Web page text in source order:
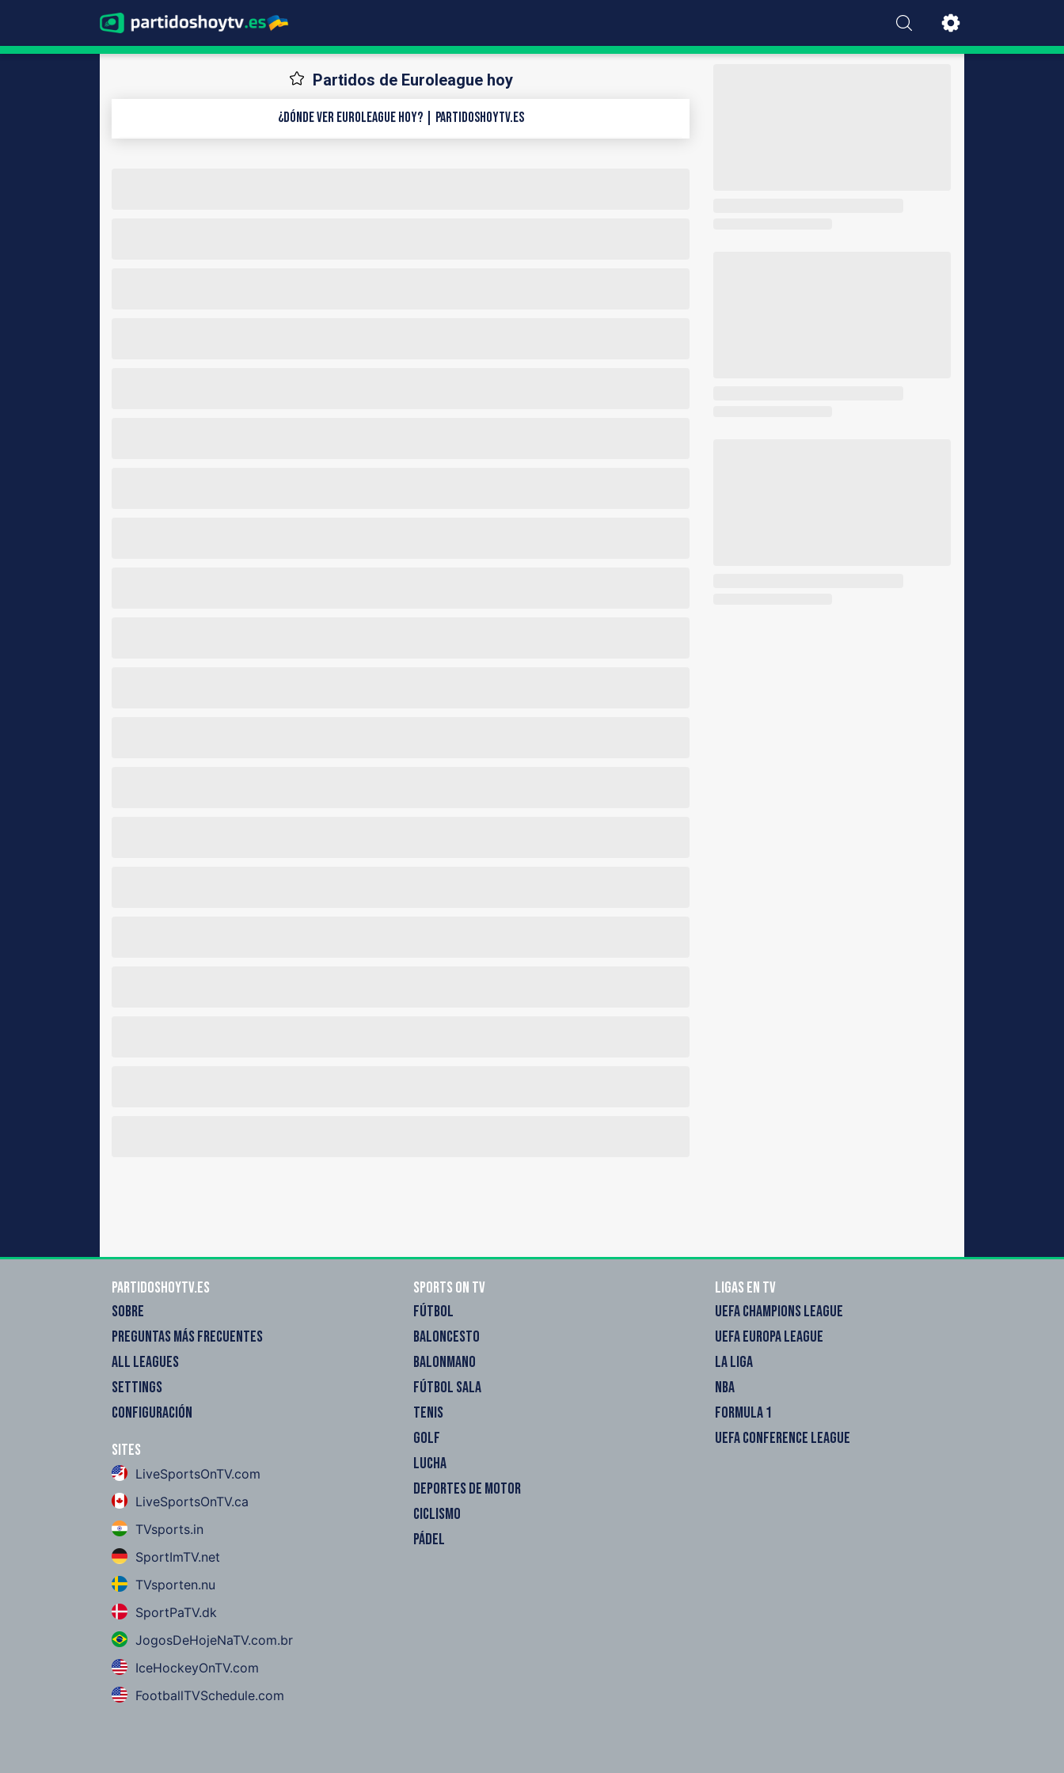
Partidos de Euroleague hoy
¿Dónde ver Euroleague hoy? | PartidosHoyTV.es
Partidoshoytv.es
SOBRE
PREGUNTAS MÁS FRECUENTES
ALL LEAGUES
SETTINGS
CONFIGURACIÓN
Sites
LiveSportsOnTV.com
LiveSportsOnTV.ca
TVsports.in
SportImTV.net
TVsporten.nu
SportPaTV.dk
JogosDeHojeNaTV.com.br
IceHockeyOnTV.com
FootballTVSchedule.com
Sports on TV
FÚTBOL
BALONCESTO
BALONMANO
FÚTBOL SALA
TENIS
GOLF
LUCHA
DEPORTES DE MOTOR
CICLISMO
PÁDEL
Ligas en TV
UEFA CHAMPIONS LEAGUE
UEFA EUROPA LEAGUE
LA LIGA
NBA
FORMULA 1
UEFA CONFERENCE LEAGUE